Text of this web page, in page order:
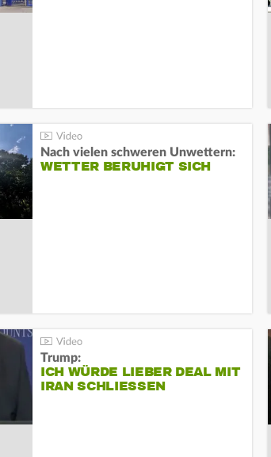
Nach vielen schweren Unwettern:
WETTER BERUHIGT SICH
Trump:
ICH WÜRDE LIEBER DEAL MIT
IRAN SCHLIESSEN